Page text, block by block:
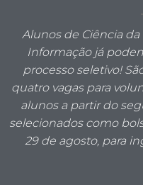
Alunos de Ciência
Informação já
processo seletivo!
quatro vagas para
alunos a partir do
selecionados como
29 de agosto, para